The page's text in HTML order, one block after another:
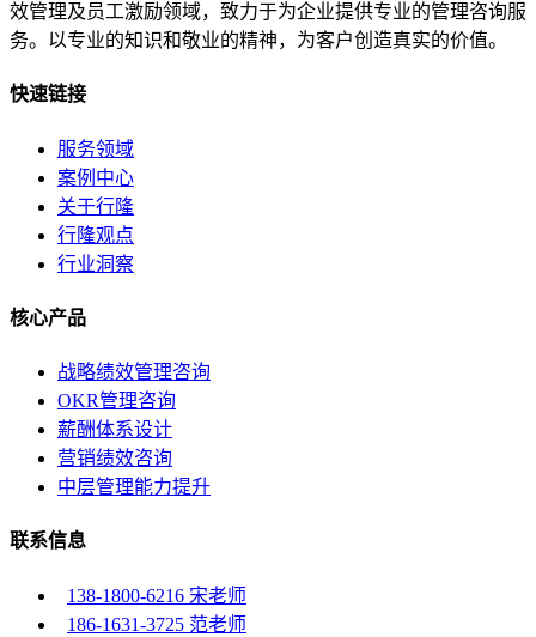
效管理及员工激励领域，致力于为企业提供专业的管理咨询服
务。以专业的知识和敬业的精神，为客户创造真实的价值。
快速链接
服务领域
案例中心
关于行隆
行隆观点
行业洞察
核心产品
战略绩效管理咨询
OKR管理咨询
薪酬体系设计
营销绩效咨询
中层管理能力提升
联系信息
138-1800-6216 宋老师
186-1631-3725 范老师